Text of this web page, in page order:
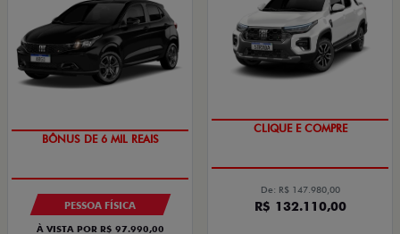
BÔNUS DE 6 MIL REAIS
PESSOA FÍSICA
À VISTA POR R$ 97.990,00
CLIQUE E COMPRE
De: R$ 147.980,00
R$ 132.110,00